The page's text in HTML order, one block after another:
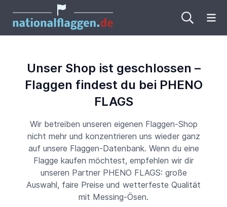
Unser Shop ist geschlossen –
Flaggen findest du bei PHENO
FLAGS
Wir betreiben unseren eigenen Flaggen-Shop
nicht mehr und konzentrieren uns wieder ganz
auf unsere Flaggen-Datenbank. Wenn du eine
Flagge kaufen möchtest, empfehlen wir dir
unseren Partner PHENO FLAGS: große
Auswahl, faire Preise und wetterfeste Qualität
mit Messing-Ösen.